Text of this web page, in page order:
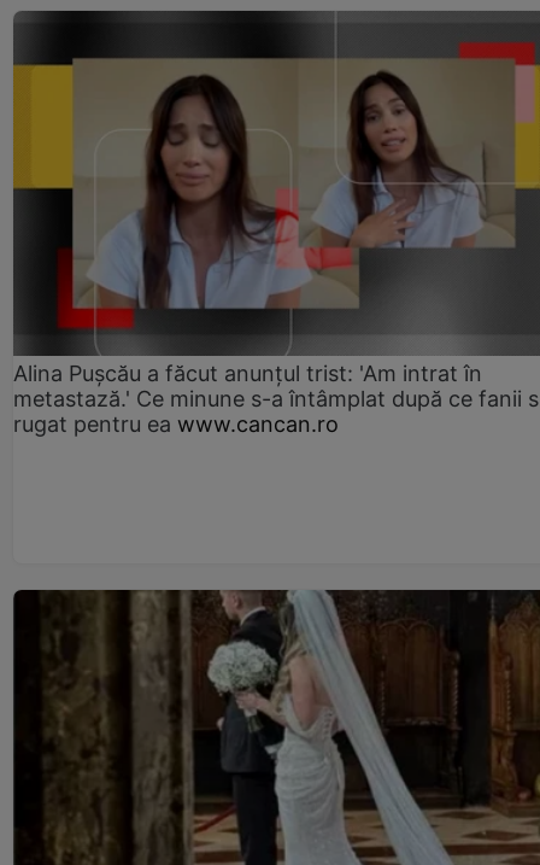
Alina Pușcău a făcut anunțul trist: 'Am intrat în
metastază.' Ce minune s-a întâmplat după ce fanii
rugat pentru ea www.cancan.ro